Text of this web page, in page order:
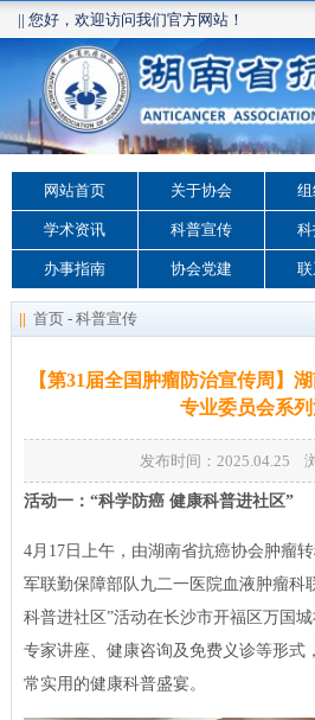
|| 您好，欢迎访问我们官方网站！
网站首页 关于协会
学术资讯 科普宣传
办事指南 协会党建
|| 首页 - 科普宣传
【第31届全国肿瘤防治宣传周】
专业委员会系
发布时间：2025.04.25
活动一：“科学防癌 健康科普进社区”
4月17日上午，由湖南省抗癌协会肿瘤
军联勤保障部队九二一医院血液肿瘤科
科普进社区”活动在长沙市开福区万国
专家讲座、健康咨询及免费义诊等形式
常实用的健康科普盛宴。